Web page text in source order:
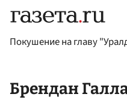
Покушение на главу
Брендан